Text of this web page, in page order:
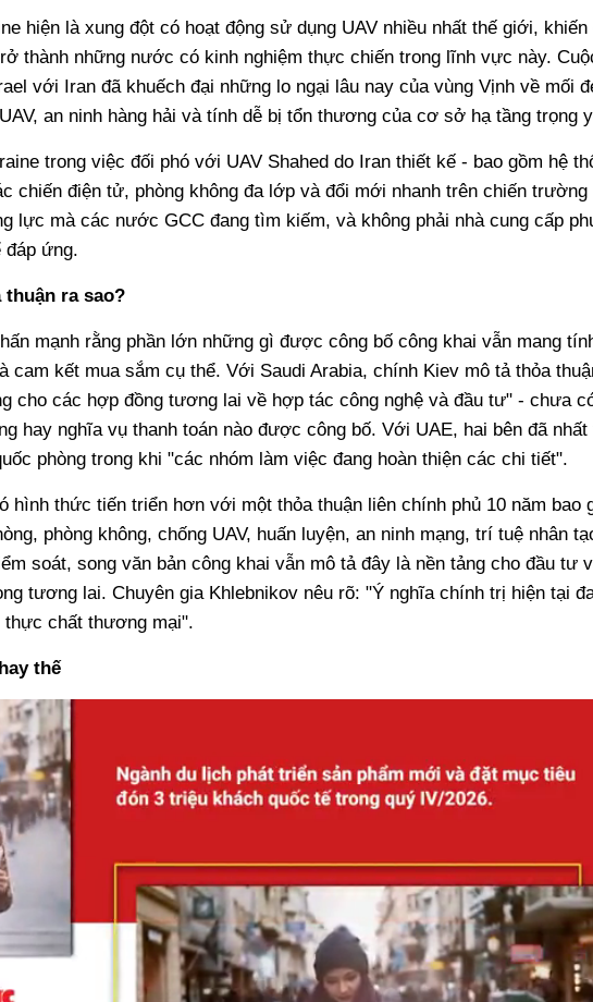
hiện là xung đột có hoạt động sử dụng UAV nhiều nhất thế giới, khiến
thành những nước có kinh nghiệm thực chiến trong lĩnh vực này.
với Iran đã khuếch đại những lo ngại lâu nay của vùng Vịnh về mối
an ninh hàng hải và tính dễ bị tổn thương của cơ sở hạ tầng trọng
trong việc đối phó với UAV Shahed do Iran thiết kế - bao gồm hệ
chiến điện tử, phòng không đa lớp và đổi mới nhanh trên chiến trường
lực mà các nước GCC đang tìm kiếm, và không phải nhà cung cấp
đáp ứng.
ra sao?
mạnh rằng phần lớn những gì được công bố công khai vẫn mang
cam kết mua sắm cụ thể. Với Saudi Arabia, chính Kiev mô tả thỏa
cho các hợp đồng tương lai về hợp tác công nghệ và đầu tư" - chưa
hay nghĩa vụ thanh toán nào được công bố. Với UAE, hai bên đã
phòng trong khi "các nhóm làm việc đang hoàn thiện các chi tiết".
hình thức tiến triển hơn với một thỏa thuận liên chính phủ 10 năm bao
phòng không, chống UAV, huấn luyện, an ninh mạng, trí tuệ nhân
soát, song văn bản công khai vẫn mô tả đây là nền tảng cho đầu tư
tương lai. Chuyên gia Khlebnikov nêu rõ: "Ý nghĩa chính trị hiện tại
chất thương mại".
thế